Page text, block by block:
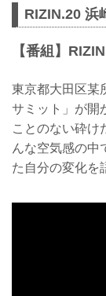
RIZIN.20 浜
【番組】
東京都大田区某
サミット」が開
ことのない砕け
んな空気感の中
た自分の変化を